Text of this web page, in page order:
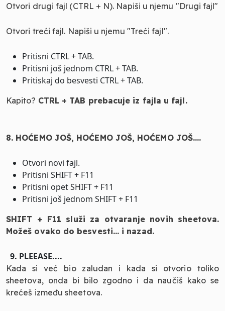
Otvori drugi fajl (CTRL + N). Napiši u njemu "Drugi fajl"
Otvori treći fajl. Napiši u njemu "Treći fajl".
Pritisni CTRL + TAB.
Pritisni još jednom CTRL + TAB.
Pritiskaj do besvesti CTRL + TAB.
Kapito? CTRL + TAB prebacuje iz fajla u fajl.
8. HOĆEMO JOŠ, HOĆEMO JOŠ, HOĆEMO JOŠ....
Otvori novi fajl.
Pritisni SHIFT + F11
Pritisni opet SHIFT + F11
Pritisni još jednom SHIFT + F11
SHIFT + F11 služi za otvaranje novih sheetova.
Možeš ovako do besvesti... i nazad.
9. PLEEASE....
Kada si već bio zaludan i kada si otvorio toliko
sheetova, onda bi bilo zgodno i da naučiš kako se
krećeš između sheetova.